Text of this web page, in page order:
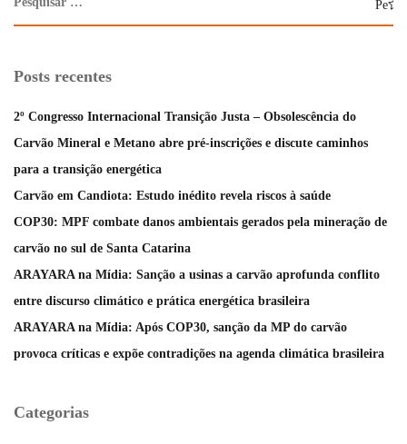
Posts recentes
2º Congresso Internacional Transição Justa – Obsolescência do
Carvão Mineral e Metano abre pré-inscrições e discute caminhos
para a transição energética
Carvão em Candiota: Estudo inédito revela riscos à saúde
COP30: MPF combate danos ambientais gerados pela mineração de
carvão no sul de Santa Catarina
ARAYARA na Mídia: Sanção a usinas a carvão aprofunda conflito
entre discurso climático e prática energética brasileira
ARAYARA na Mídia: Após COP30, sanção da MP do carvão
provoca críticas e expõe contradições na agenda climática brasileira
Categorias